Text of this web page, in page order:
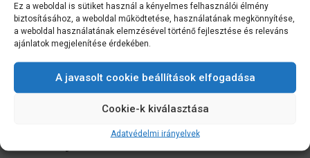
Ez a weboldal is sütiket használ a kényelmes felhasználói élmény
biztosításához, a weboldal működtetése, használatának megkönnyítése,
a weboldal használatának elemzésével történő fejlesztése és releváns
ajánlatok megjelenítése érdekében.
A javasolt cookie beállítások elfogadása
Cookie-k kiválasztása
Adatvédelmi irányelvek
Intézze digitálisan, nyerjen milliókat!
25SZJA jelű bevallás kitöltéséhez